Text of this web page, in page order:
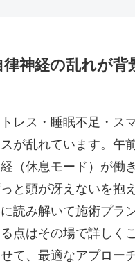
神経の乱れが背
レス・睡眠不足・ス
が乱れています。午
（休息モード）が働
と頭が冴えないを抱
読み解いて施術プラ
点はその場で詳しく
て、最適なアプロー